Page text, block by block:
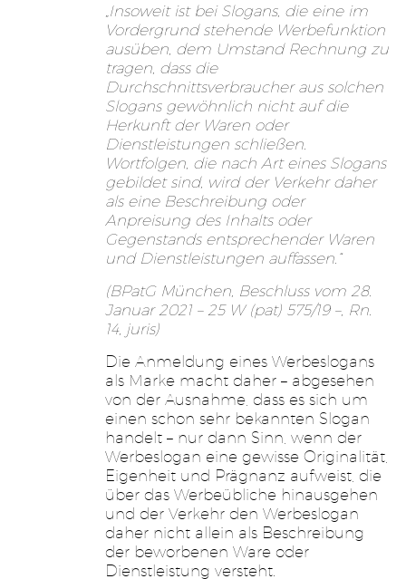
„Insoweit ist bei Slogans, die eine im
Vordergrund stehende Werbefunktion
ausüben, dem Umstand Rechnung zu
tragen, dass die
Durchschnittsverbraucher aus solchen
Slogans gewöhnlich nicht auf die
Herkunft der Waren oder
Dienstleistungen schließen.
Wortfolgen, die nach Art eines Slogans
gebildet sind, wird der Verkehr daher
als eine Beschreibung oder
Anpreisung des Inhalts oder
Gegenstands entsprechender Waren
und Dienstleistungen auffassen.“
(BPatG München, Beschluss vom 28.
Januar 2021 – 25 W (pat) 575/19 –, Rn.
14, juris)
Die Anmeldung eines Werbeslogans
als Marke macht daher – abgesehen
von der Ausnahme, dass es sich um
einen schon sehr bekannten Slogan
handelt – nur dann Sinn, wenn der
Werbeslogan eine gewisse Originalität,
Eigenheit und Prägnanz aufweist, die
über das Werbeübliche hinausgehen
und der Verkehr den Werbeslogan
daher nicht allein als Beschreibung
der beworbenen Ware oder
Dienstleistung versteht.